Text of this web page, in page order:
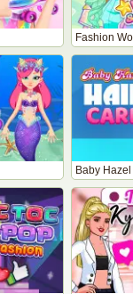
Fashion
Baby